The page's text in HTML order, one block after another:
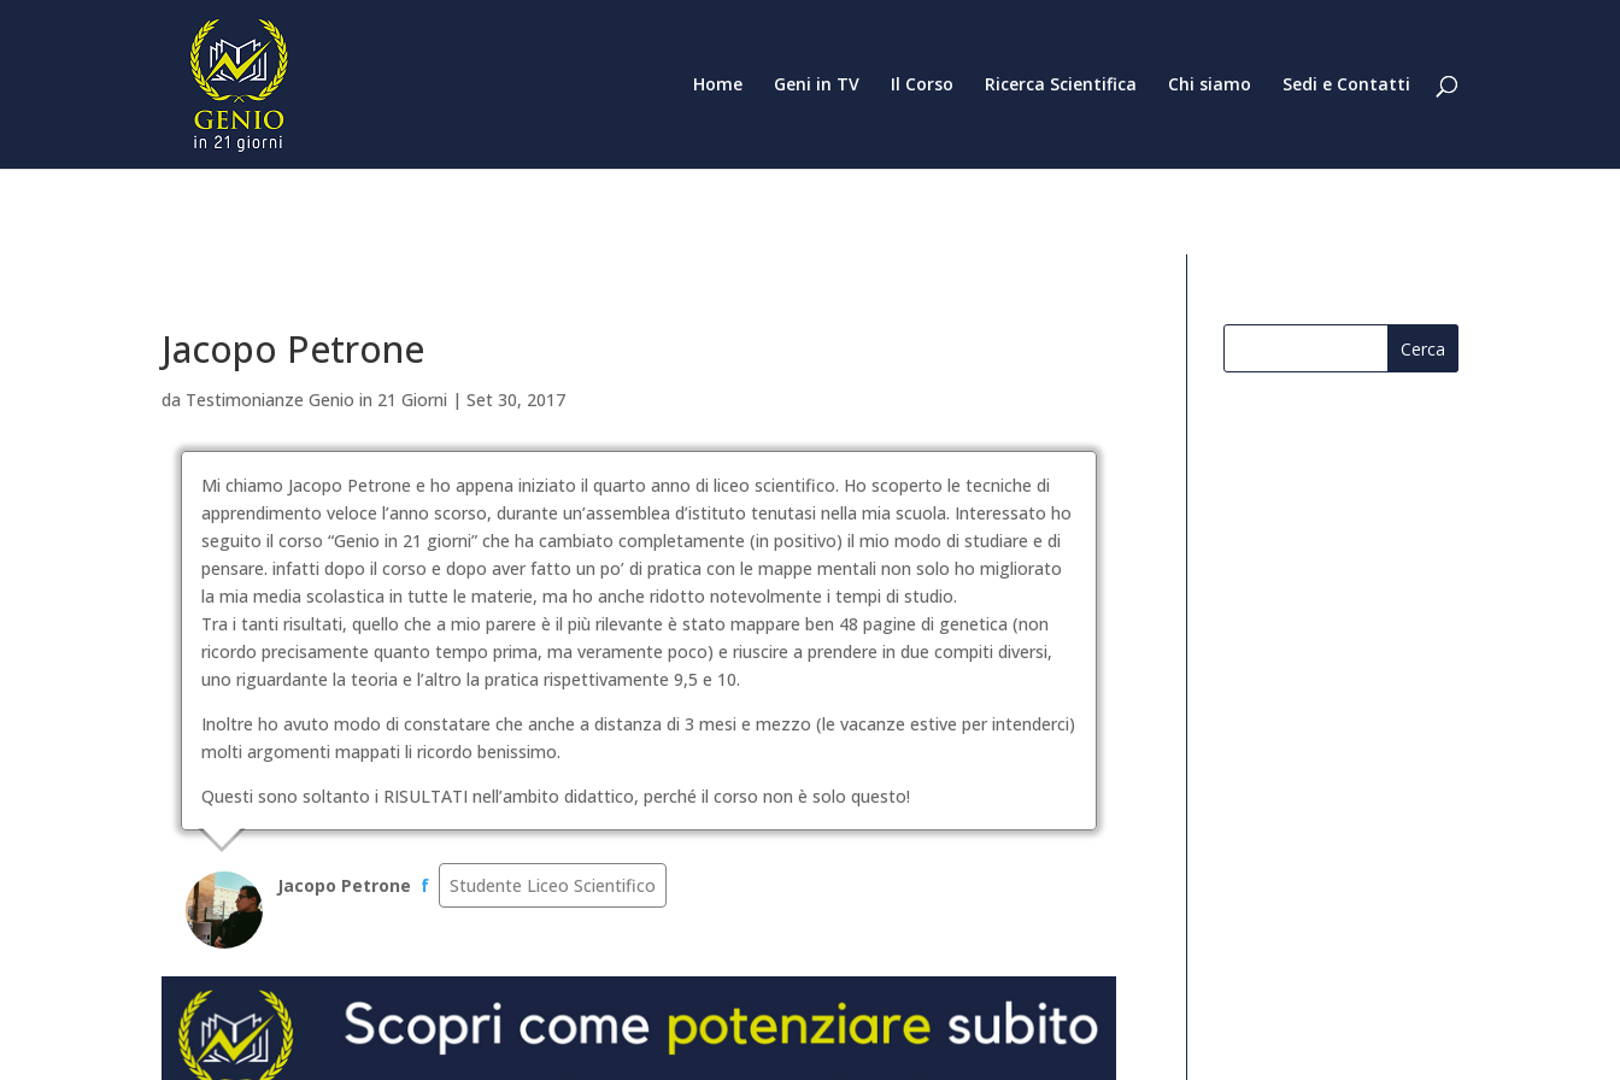
Home Geni in TV Il Corso Ricerca Scientifica Chi siamo Sedi e Contatti
Jacopo Petrone
da Testimonianze Genio in 21 Giorni |Set 30, 2017
Mi chiamo Jacopo Petrone e ho appena iniziato il quarto anno di liceo scientifico. Ho scoperto le tecniche di
apprendimento veloce l’anno scorso, durante un’assemblea d’istituto tenutasi nella mia scuola. Interessato ho
seguito il corso “Genio in 21 giorni” che ha cambiato completamente (in positivo) il mio modo di studiare e di
pensare. infatti dopo il corso e dopo aver fatto un po’ di pratica con le mappe mentali non solo ho migliorato
la mia media scolastica in tutte le materie, ma ho anche ridotto notevolmente i tempi di studio.
Tra i tanti risultati, quello che a mio parere è il più rilevante è stato mappare ben 48 pagine di genetica (non
ricordo precisamente quanto tempo prima, ma veramente poco) e riuscire a prendere in due compiti diversi,
uno riguardante la teoria e l’altro la pratica rispettivamente 9,5 e 10.
Inoltre ho avuto modo di constatare che anche a distanza di 3 mesi e mezzo (le vacanze estive per intenderci)
molti argomenti mappati li ricordo benissimo.
Questi sono soltanto i RISULTATI nell’ambito didattico, perché il corso non è solo questo!
Jacopo Petrone f Studente Liceo Scientifico